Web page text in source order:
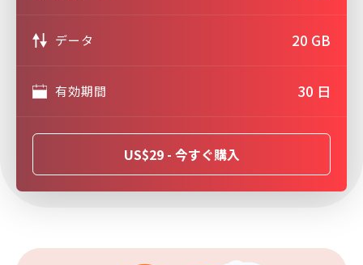
データ 20 GB
有効期間 30 日
US$29 - 今すぐ購入